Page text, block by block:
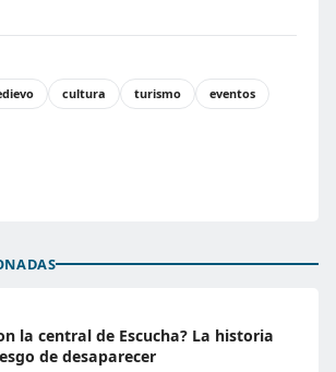
cultura turismo eventos
la central de Escucha? La historia
de desaparecer